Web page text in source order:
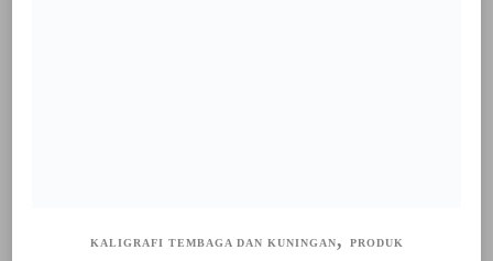
KALIGRAFI TEMBAGA DAN KUNINGAN PRODUK